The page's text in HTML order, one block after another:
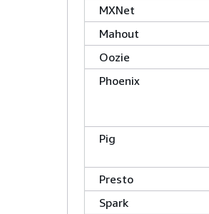
MXNet
Mahout
Oozie
Phoenix
Pig
Presto
Spark